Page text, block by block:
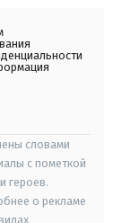
словами
с пометкой
героев.
о рекламе